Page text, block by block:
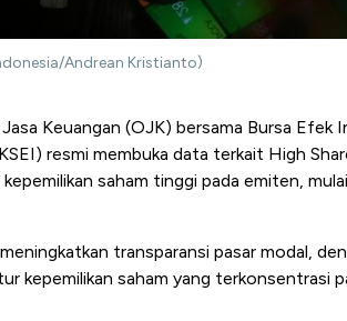
Andrean Kristianto)
Keuangan (OJK) bersama Bursa Efek
resmi membuka data terkait High
saham tinggi pada emiten,
transparansi pasar modal,
kepemilikan saham yang terkonsentrasi